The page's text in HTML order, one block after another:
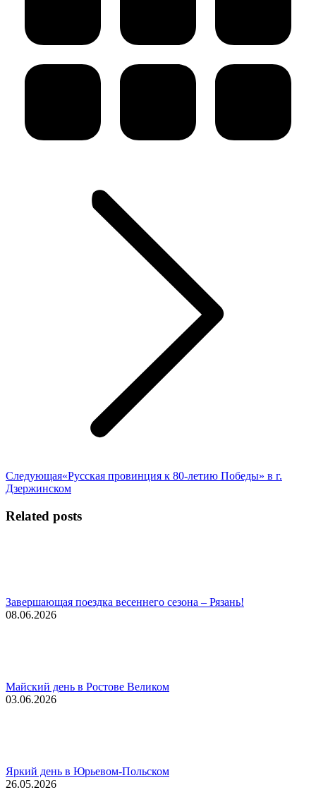
СледующаяСледующая
запись:
«Русская провинция к 80-летию Победы» в г.
Дзержинском
Related posts
Завершающая поездка весеннего сезона – Рязань!
08.06.2026
Майский день в Ростове Великом
03.06.2026
Яркий день в Юрьевом-Польском
26.05.2026